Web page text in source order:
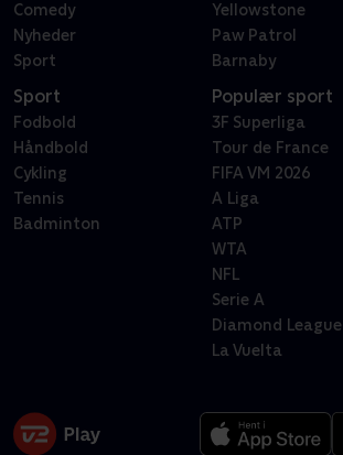
Comedy
Nyheder
Sport
Yellowstone
Paw Patrol
Barnaby
Sport
Fodbold
Håndbold
Cykling
Tennis
Badminton
Populær sport
3F Superliga
Tour de France
FIFA VM 2026
A Liga
ATP
WTA
NFL
Serie A
Diamond League
La Vuelta